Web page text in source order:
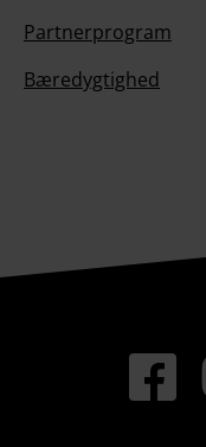
Partnerprogram
Bæredygtighed